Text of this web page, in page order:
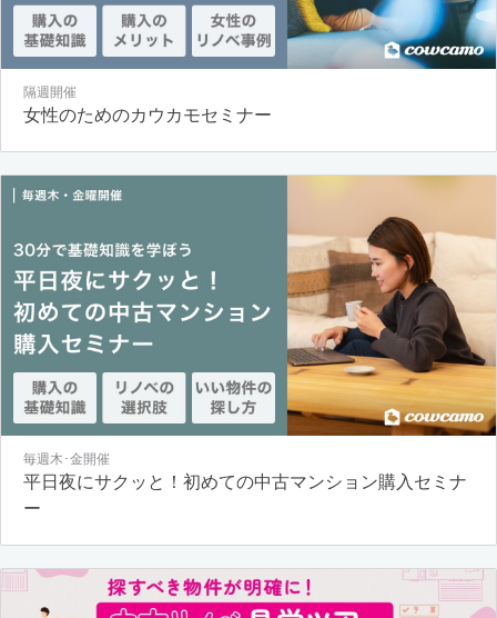
隔週開催
女性のためのカウカモセミナー
毎週木･金開催
平日夜にサクッと！初めての中古マンション購入セミナ
ー